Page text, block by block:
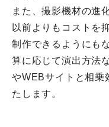
また、撮影機材の進
以前よりもコストを
制作できるようにも
算に応じて演出方法
やWEBサイトと相乗
たします。